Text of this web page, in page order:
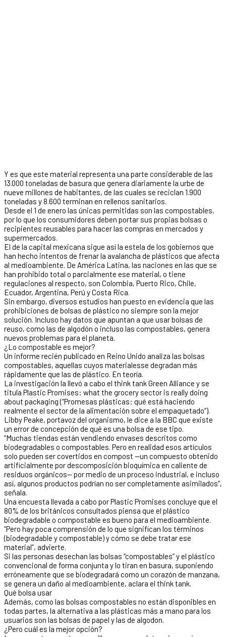
Y es que este material representa una parte considerable de las
13.000 toneladas de basura que genera diariamente la urbe de
nueve millones de habitantes, de las cuales se reciclan 1.900
toneladas y 8.600 terminan en rellenos sanitarios.
Desde el 1 de enero las únicas permitidas son las compostables,
por lo que los consumidores deben portar sus propias bolsas o
recipientes reusables para hacer las compras en mercados y
supermercados.
El de la capital mexicana sigue así la estela de los gobiernos que
han hecho intentos de frenar la avalancha de plásticos que afecta
al medioambiente. De América Latina, las naciones en las que se
han prohibido total o parcialmente ese material, o tiene
regulaciones al respecto, son Colombia, Puerto Rico, Chile,
Ecuador, Argentina, Perú y Costa Rica.
Sin embargo, diversos estudios han puesto en evidencia que las
prohibiciones de bolsas de plástico no siempre son la mejor
solución. Incluso hay datos que apuntan a que usar bolsas de
reuso, como las de algodón o incluso las compostables, genera
nuevos problemas para el planeta.
¿Lo compostable es mejor?
Un informe recién publicado en Reino Unido analiza las bolsas
compostables, aquellas cuyos materialesse degradan más
rápidamente que las de plástico. En teoría.
La investigación la llevó a cabo el think tank Green Alliance y se
titula Plastic Promises: what the grocery sector is really doing
about packaging (“Promesas plásticas: qué está haciendo
realmente el sector de la alimentación sobre el empaquetado”).
Libby Peake, portavoz del organismo, le dice a la BBC que existe
un error de concepción de qué es una bolsa de ese tipo.
“Muchas tiendas están vendiendo envases descritos como
biodegradables o compostables. Pero en realidad esos artículos
solo pueden ser covertidos en compost —un compuesto obtenido
artificialmente por descomposición bioquímica en caliente de
residuos orgánicos— por medio de un proceso industrial, e incluso
así, algunos productos podrían no ser completamente asimilados”,
señala.
Una encuesta llevada a cabo por Plastic Promises concluye que el
80% de los británicos consultados piensa que el plástico
biodegradable o compostable es bueno para el medioambiente.
“Pero hay poca comprensión de lo que significan los términos
(biodegradable y compostable) y cómo se debe tratar ese
material”, advierte.
Si las personas desechan las bolsas “compostables” y el plástico
convencional de forma conjunta y lo tiran en basura, suponiendo
erróneamente que se biodegradará como un corazón de manzana,
se genera un daño al medioambiente, aclara el think tank.
Qué bolsa usar
Además, como las bolsas compostables no están disponibles en
todas partes, la alternativa a las plásticas más a mano para los
usuarios son las bolsas de papel y las de algodon.
¿Pero cuál es la mejor opción?